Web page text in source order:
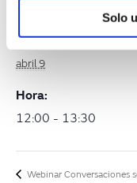
Solo
Fecha:
abril 9
Hora:
12:00 - 13:30
Webinar Conversaciones